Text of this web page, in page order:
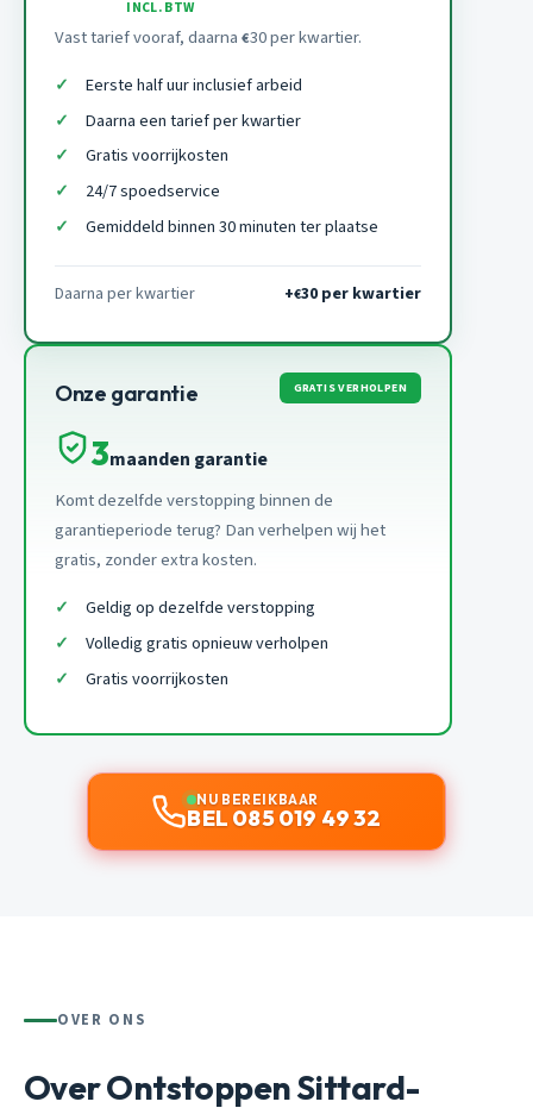
INCL. BTW
Vast tarief vooraf, daarna €30 per kwartier.
Eerste half uur inclusief arbeid
Daarna een tarief per kwartier
Gratis voorrijkosten
24/7 spoedservice
Gemiddeld binnen 30 minuten ter plaatse
Daarna per kwartier +€30 per kwartier
Onze garantie GRATIS VERHOLPEN
3maanden garantie
Komt dezelfde verstopping binnen de
garantieperiode terug? Dan verhelpen wij het
gratis, zonder extra kosten.
Geldig op dezelfde verstopping
Volledig gratis opnieuw verholpen
Gratis voorrijkosten
NU BEREIKBAAR
BEL 085 019 49 32
OVER ONS
Over Ontstoppen Sittard-